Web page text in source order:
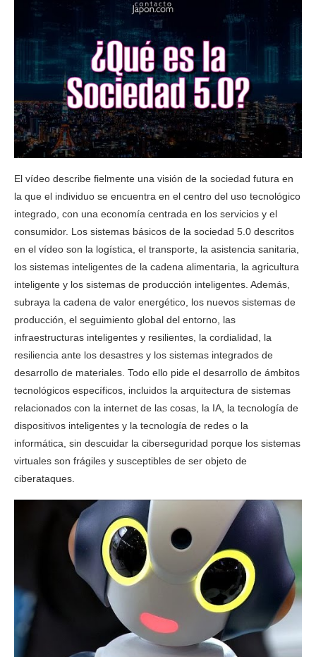
El vídeo describe fielmente una visión de la sociedad futura en
la que el individuo se encuentra en el centro del uso tecnológico
integrado, con una economía centrada en los servicios y el
consumidor. Los sistemas básicos de la sociedad 5.0 descritos
en el vídeo son la logística, el transporte, la asistencia sanitaria,
los sistemas inteligentes de la cadena alimentaria, la agricultura
inteligente y los sistemas de producción inteligentes. Además,
subraya la cadena de valor energético, los nuevos sistemas de
producción, el seguimiento global del entorno, las
infraestructuras inteligentes y resilientes, la cordialidad, la
resiliencia ante los desastres y los sistemas integrados de
desarrollo de materiales. Todo ello pide el desarrollo de ámbitos
tecnológicos específicos, incluidos la arquitectura de sistemas
relacionados con la internet de las cosas, la IA, la tecnología de
dispositivos inteligentes y la tecnología de redes o la
informática, sin descuidar la ciberseguridad porque los sistemas
virtuales son frágiles y susceptibles de ser objeto de
ciberataques.